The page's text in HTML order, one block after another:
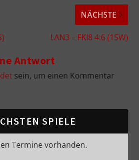
NÄCHSTE
LAN3 – FKI8 4:6 (1SW)
Antwort
sein, um einen Kommentar
SPIELE
Termine vorhanden.